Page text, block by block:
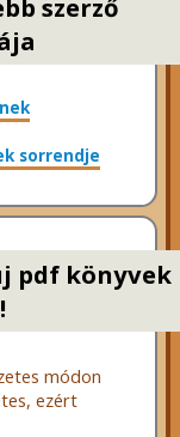
szerző
sorrendje
pdf könyvek
módon
ezért